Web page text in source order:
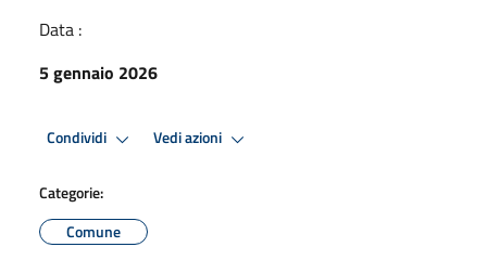
Data :
5 gennaio 2026
Condividi Vedi azioni
Categorie:
Comune